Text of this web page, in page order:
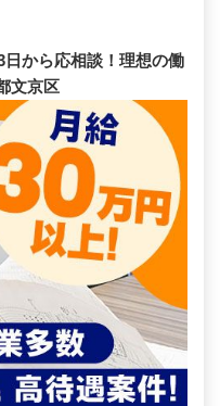
日から応相談！理想の働
文京区